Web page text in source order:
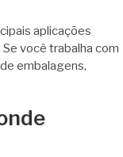
aplicações
você trabalha com
embalagens,